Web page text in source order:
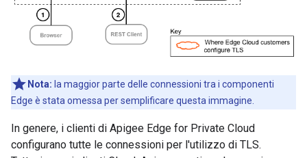
Nota: la maggior parte delle connessioni tra i componenti
Edge è stata omessa per semplificare questa immagine.
In genere, i clienti di Apigee Edge for Private Cloud
configurano tutte le connessioni per l'utilizzo di TLS.